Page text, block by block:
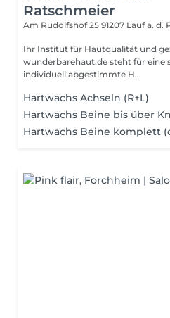
Ratschmeier
Am Rudolfshof 25 91207 Lauf a. d.
Ihr Institut für Hautqualität und
wunderbarehaut.de steht für eine
individuell abgestimmte H...
Hartwachs Achseln (R+L)
Hartwachs Beine bis über
Hartwachs Beine komplett